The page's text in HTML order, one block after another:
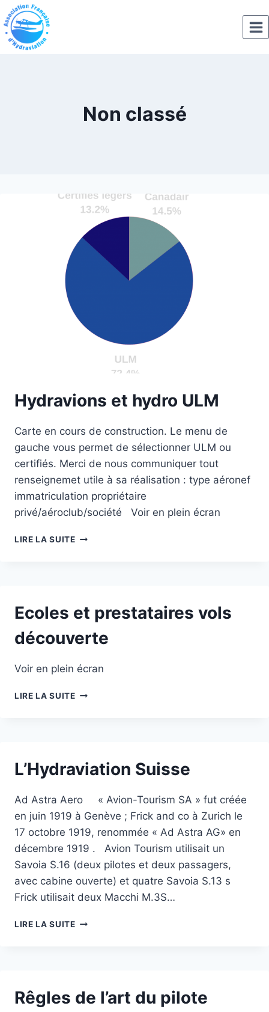
Aller
au
contenu
Non classé
Hydravions et hydro ULM
Carte en cours de construction. Le menu de
gauche vous permet de sélectionner ULM ou
certifiés. Merci de nous communiquer tout
renseignemet utile à sa réalisation : type aéronef
immatriculation propriétaire
privé/aéroclub/société Voir en plein écran
LIRE LA SUITEHYDRAVIONS
Ecoles et prestataires vols
découverte
Voir en plein écran
LIRE LA SUITEECOLES
L’Hydraviation Suisse
Ad Astra Aero « Avion-Tourism SA » fut créée
en juin 1919 à Genève ; Frick and co à Zurich le
17 octobre 1919, renommée « Ad Astra AG» en
décembre 1919 . Avion Tourism utilisait un
Savoia S.16 (deux pilotes et deux passagers,
avec cabine ouverte) et quatre Savoia S.13 s
Frick utilisait deux Macchi M.3S…
LIRE LA SUITEL’HYDRAVIATION
Rêgles de l’art du pilote